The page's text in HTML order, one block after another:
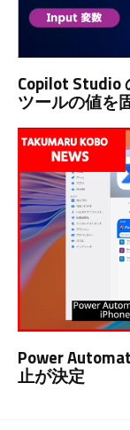
Copilot Studio
ツールの値を
Power
止が決定